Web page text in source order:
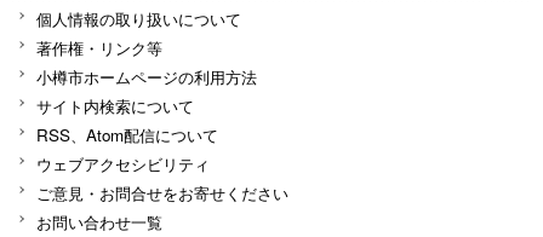
個人情報の取り扱いについて
著作権・リンク等
小樽市ホームページの利用方法
サイト内検索について
RSS、Atom配信について
ウェブアクセシビリティ
ご意見・お問合せをお寄せください
お問い合わせ一覧